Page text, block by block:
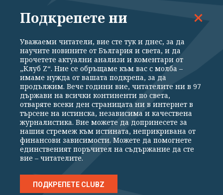
СПОРТ КУЛТУРА ТЕХНОЛОГИИ КАЛЕЙДОСКОП
Общи условия
Политика за поверителност
Реклама
Партньори Контакти
За Клуб Z
Екип
Подкрепете ни
Издател на www.clubz.bg е „Клуб Зебра Медия“ ЕООД, София, ул. "Алеко
Константинов" 3. Всички права запазени 2026 „Клуб Зебра Медия“
Препечатването на материали, снимки и видео от www.clubz.bg без
разрешение ще бъде преследвано по съдебен път, съгласно
ОБЩИТЕ УСЛОВИЯ
Подкрепете ни
Уважаеми читатели, вие сте тук и днес, за да
научите новините от България и света, и да
прочетете актуални анализи и коментари от
„Клуб Z“. Ние се обръщаме към вас с молба –
имаме нужда от вашата подкрепа, за да
продължим. Вече години вие, читателите ни в 97
държави на всички континенти по света,
отваряте всеки ден страницата ни в интернет в
търсене на истинска, независима и качествена
журналистика. Вие можете да допринесете за
нашия стремеж към истината, неприкривана от
финансови зависимости. Можете да помогнете
единственият поръчител на съдържание да сте
вие – читателите.
ПОДКРЕПЕТЕ CLUBZ